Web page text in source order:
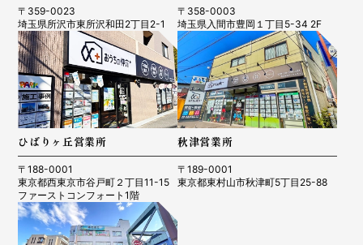
〒359-0023
埼玉県所沢市東所沢和田2丁目2-1
〒358-0003
埼玉県入間市豊岡１丁目5-34 2F
ひばりヶ丘営業所
〒188-0001
東京都西東京市谷戸町２丁目11-15
ファーストコンフォート1階
秋津営業所
〒189-0001
東京都東村山市秋津町5丁目25-88